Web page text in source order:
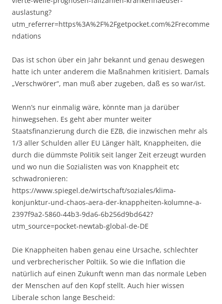
auslastung?
utm_referrer=https%3A%2F%2Fgetpocket.com%2Frecomme
ndations
Das ist schon über ein Jahr bekannt und genau deswegen
hatte ich unter anderem die Maßnahmen kritisiert. Damals
„Verschwörer“, man muß aber zugeben, daß es so war/ist.
Wenn’s nur einmalig wäre, könnte man ja darüber
hinwegsehen. Es geht aber munter weiter
Staatsfinanzierung durch die EZB, die inzwischen mehr als
1/3 aller Schulden aller EU Länger hält, Knappheiten, die
durch die dümmste Politik seit langer Zeit erzeugt wurden
und wo nun die Sozialisten was von Knappheit etc
schwadronieren:
https://www.spiegel.de/wirtschaft/soziales/klima-
konjunktur-und-chaos-aera-der-knappheiten-kolumne-a-
2397f9a2-5860-44b3-9da6-6b256d9bd642?
utm_source=pocket-newtab-global-de-DE
Die Knappheiten haben genau eine Ursache, schlechter
und verbrecherischer Poltiik. So wie die Inflation die
natürlich auf einen Zukunft wenn man das normale Leben
der Menschen auf den Kopf stellt. Auch hier wissen
Liberale schon lange Bescheid: